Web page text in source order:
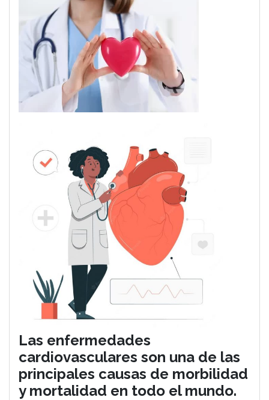
Las enfermedades
cardiovasculares son una de las
principales causas de morbilidad
y mortalidad en todo el mundo.